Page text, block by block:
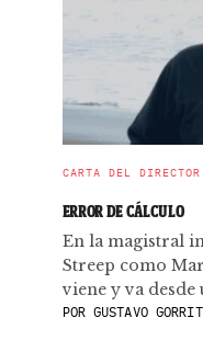
CARTA DEL DIRECTOR
ERROR DE CÁLCULO
En la magistral
Streep como
viene y va desde
POR GUSTAVO